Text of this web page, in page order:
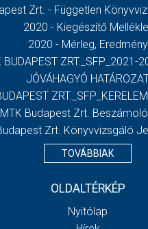
Zrt. - Független
2020 - Kiegészítő
2020 - Mérleg, Eredmény
BUDAPEST ZRT._SFP_2021-
JÓVÁHAGYÓ
MTK Budapest Zrt.
Zrt. Könyvvizsgáló
TOVÁBBIAK
OLDALTÉRKÉP
Nyitólap